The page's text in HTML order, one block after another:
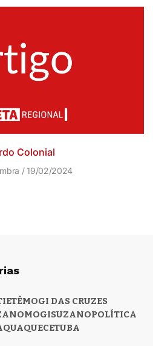
Colonial
19/02/2024
MOGI DAS CRUZES
MOGISUZANOPOLÍTICA